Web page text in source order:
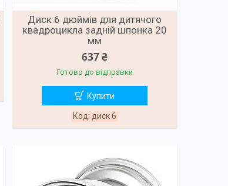
Диск 6 дюймів для дитячого
квадроцикла задній шпонка 20
мм
637 ₴
Готово до відправки
Купити
диск 6